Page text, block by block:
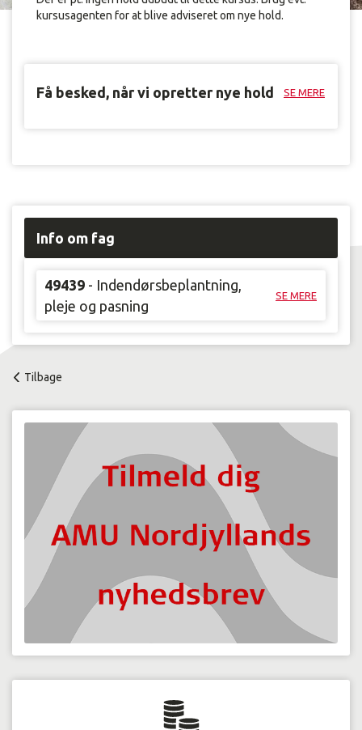
kursusagenten for at blive adviseret om nye hold.
Få besked, når vi opretter nye hold SE MERE
Info om fag
49439 - Indendørsbeplantning,
pleje og pasning
SE MERE
Tilbage